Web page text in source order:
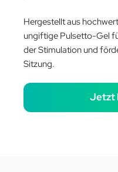
Hergestellt aus
ungiftige Pulsetto-Gel
der Stimulation und
Sitzung.
Jetzt